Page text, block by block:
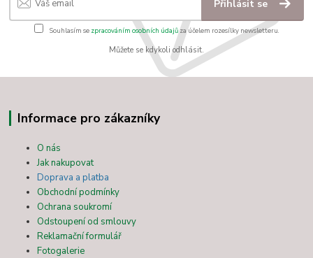
Přihlásit se
Souhlasím se zpracováním osobních údajůza účelem rozesílky newsletteru.
Můžete se kdykoli odhlásit.
Informace pro zákazníky
O nás
Jak nakupovat
Doprava a platba
Obchodní podmínky
Ochrana soukromí
Odstoupení od smlouvy
Reklamační formulář
Fotogalerie